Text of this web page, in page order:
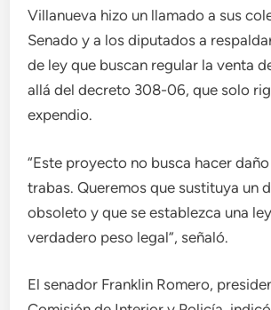
Villanueva hizo un llamado a sus
Senado y a los diputados a
de ley que buscan regular la venta
allá del decreto 308-06, que solo
expendio.
“Este proyecto no busca hacer
trabas. Queremos que sustituya un
obsoleto y que se establezca una
verdadero peso legal”, señaló.
El senador Franklin Romero,